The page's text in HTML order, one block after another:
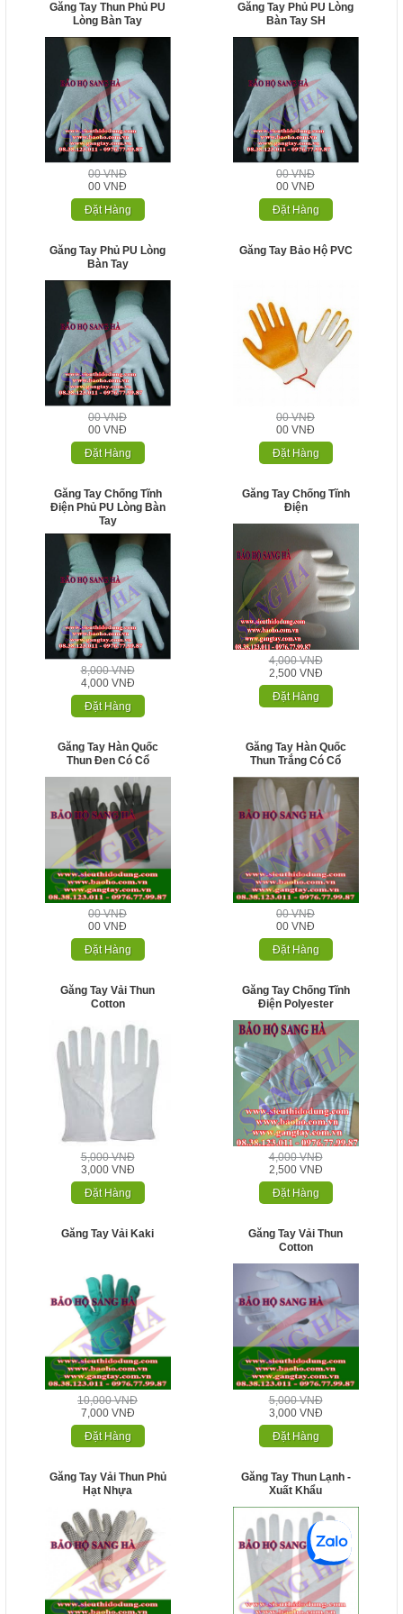
Găng Tay Thun Phủ PU
Lòng Bàn Tay
00 VNĐ
00 VNĐ
Đặt Hàng
Găng Tay Phủ PU Lòng
Bàn Tay SH
00 VNĐ
00 VNĐ
Đặt Hàng
Găng Tay Phủ PU Lòng
Bàn Tay
00 VNĐ
00 VNĐ
Đặt Hàng
Găng Tay Bảo Hộ PVC
00 VNĐ
00 VNĐ
Đặt Hàng
Găng Tay Chống Tĩnh
Điện Phủ PU Lòng Bàn
Tay
8,000 VNĐ
4,000 VNĐ
Đặt Hàng
Găng Tay Chống Tĩnh
Điện
4,000 VNĐ
2,500 VNĐ
Đặt Hàng
Găng Tay Hàn Quốc
Thun Đen Có Cổ
00 VNĐ
00 VNĐ
Đặt Hàng
Găng Tay Hàn Quốc
Thun Trắng Có Cổ
00 VNĐ
00 VNĐ
Đặt Hàng
Găng Tay Vải Thun
Cotton
5,000 VNĐ
3,000 VNĐ
Đặt Hàng
Găng Tay Chống Tĩnh
Điện Polyester
4,000 VNĐ
2,500 VNĐ
Đặt Hàng
Găng Tay Vải Kaki
10,000 VNĐ
7,000 VNĐ
Đặt Hàng
Găng Tay Vải Thun
Cotton
5,000 VNĐ
3,000 VNĐ
Đặt Hàng
Găng Tay Vải Thun Phủ
Hạt Nhựa
Găng Tay Thun Lạnh -
Xuất Khẩu